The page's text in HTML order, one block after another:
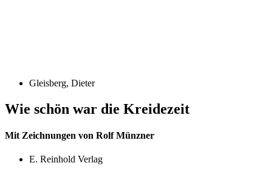
Gleisberg, Dieter
Wie schön war die Kreidezeit
Mit Zeichnungen von Rolf Münzner
E. Reinhold Verlag